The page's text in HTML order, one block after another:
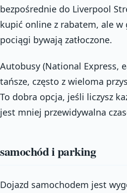
bezpośrednie do Liverpool
kupić online z rabatem, ale w
pociągi bywają zatłoczone.
Autobusy (National Express,
tańsze, często z wieloma
To dobra opcja, jeśli liczysz
jest mniej przewidywalna
samochód i parking
Dojazd samochodem jest